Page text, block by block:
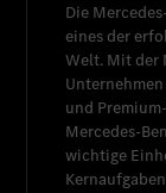
Die
eines der
Welt. Mit der
und
Mercedes-
wichtige